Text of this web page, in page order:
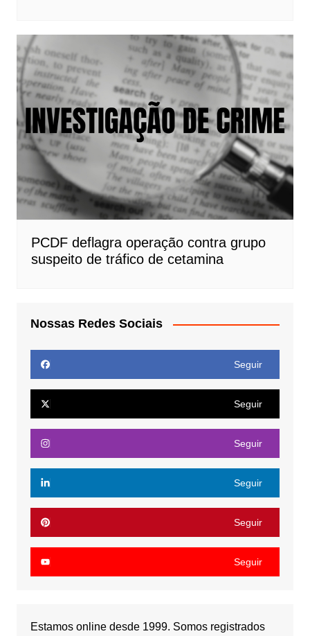
PCDF deflagra operação contra grupo
suspeito de tráfico de cetamina
Nossas Redes Sociais
Seguir
Seguir
Seguir
Seguir
Seguir
Seguir
Estamos online desde 1999. Somos registrados